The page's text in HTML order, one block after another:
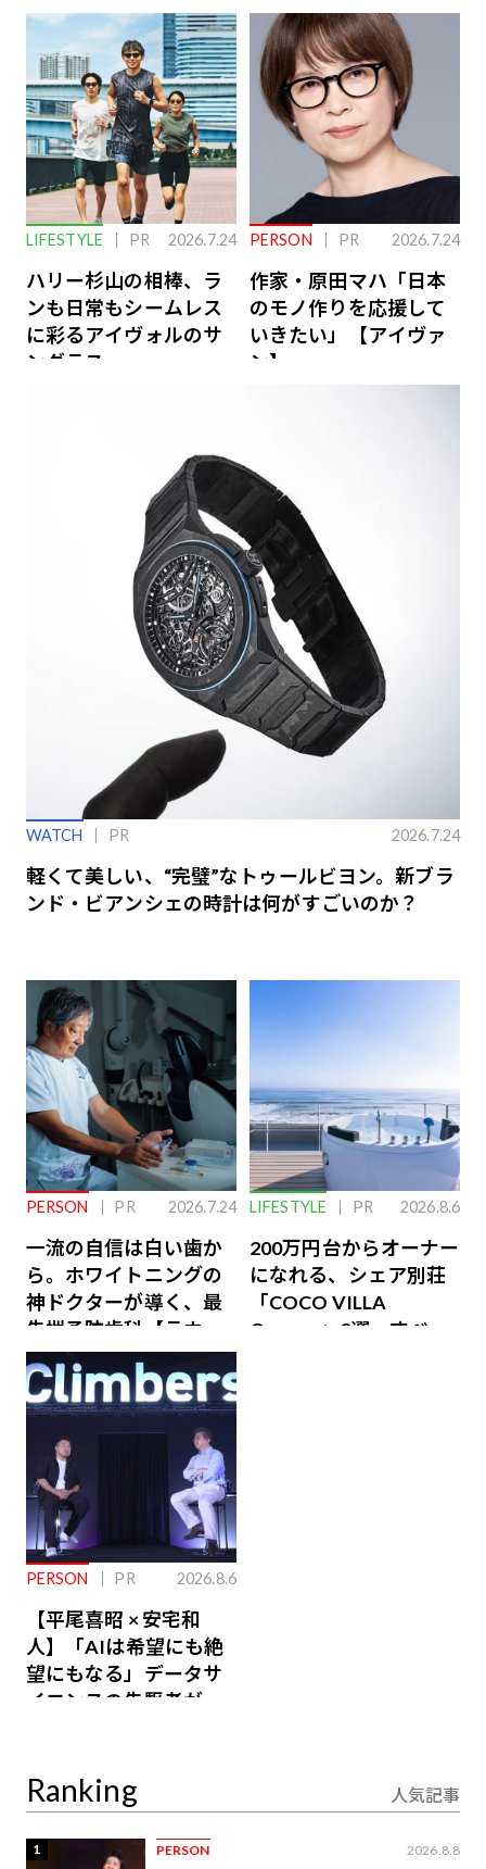
下を救う、脳のインナ
ーケアとは
LIFESTYLE PR 2026.7.24
ハリー杉山の相棒、ラ
ンも日常もシームレス
に彩るアイヴォルのサ
ングラス
PERSON PR 2026.7.24
作家・原田マハ「日本
のモノ作りを応援して
いきたい」【アイヴァ
ン】
WATCH PR 2026.7.24
軽くて美しい、“完璧”なトゥールビヨン。新ブラ
ンド・ビアンシェの時計は何がすごいのか？
PERSON PR 2026.7.24
一流の自信は白い歯か
ら。ホワイトニングの
神ドクターが導く、最
先端予防歯科【ラウン
ジ会員特典あり】
LIFESTYLE PR 2026.8.6
200万円台からオーナー
になれる、シェア別荘
「COCO VILLA
Owners」3選。すべて
PERSON PR 2026.8.6
【平尾喜昭 × 安宅和
人】「AIは希望にも絶
望にもなる」データサ
イエンスの先駆者が語
Ranking 人気記事
1 PERSON 2026.8.8